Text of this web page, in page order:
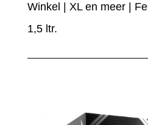
Winkel XL en meer|
1,5 ltr.